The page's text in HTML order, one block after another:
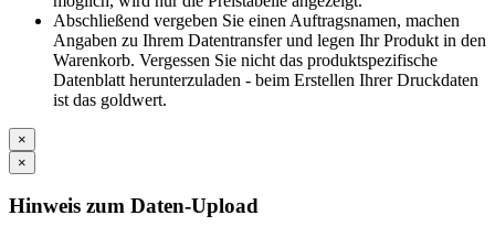
Abschließend vergeben Sie einen Auftragsnamen, machen
Angaben zu Ihrem Datentransfer und legen Ihr Produkt in den
Warenkorb. Vergessen Sie nicht das produktspezifische
Datenblatt herunterzuladen - beim Erstellen Ihrer Druckdaten
ist das goldwert.
×
×
Hinweis zum Daten-Upload